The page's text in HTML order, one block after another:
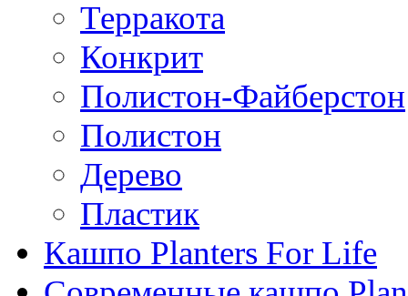
Терракота
Конкрит
Полистон-Файберстон
Полистон
Дерево
Пластик
Кашпо Planters For Life